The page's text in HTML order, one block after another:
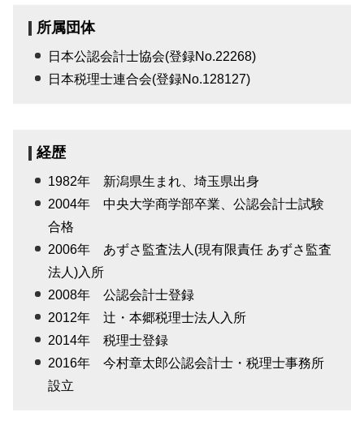
所属団体
日本公認会計士協会(登録No.22268)
日本税理士連合会(登録No.128127)
経歴
1982年 新潟県生まれ、埼玉県出身
2004年 中央大学商学部卒業、公認会計士試験
合格
2006年 あずさ監査法人(現有限責任 あずさ監査
法人)入所
2008年 公認会計士登録
2012年 辻・本郷税理士法人入所
2014年 税理士登録
2016年 今村章太郎公認会計士・税理士事務所
設立